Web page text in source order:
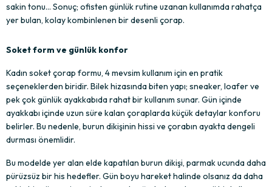
sakin tonu… Sonuç; ofisten günlük rutine uzanan kullanımda rahatça
yer bulan, kolay kombinlenen bir desenli çorap.
Soket form ve günlük konfor
Kadın soket çorap formu, 4 mevsim kullanım için en pratik
seçeneklerden biridir. Bilek hizasında biten yapı; sneaker, loafer ve
pek çok günlük ayakkabıda rahat bir kullanım sunar. Gün içinde
ayakkabı içinde uzun süre kalan çoraplarda küçük detaylar konforu
belirler. Bu nedenle, burun dikişinin hissi ve çorabın ayakta dengeli
durması önemlidir.
Bu modelde yer alan elde kapatılan burun dikişi, parmak ucunda daha
pürüzsüz bir his hedefler. Gün boyu hareket halinde olsanız da daha